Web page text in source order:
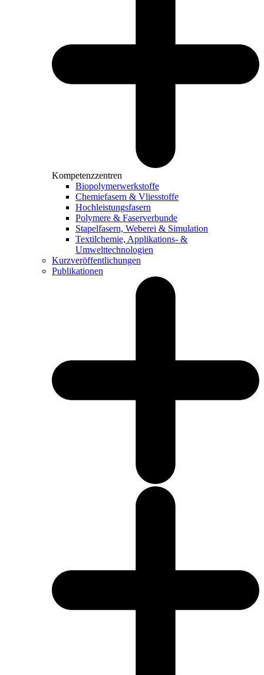
Kompetenzzentren
Biopolymerwerkstoffe
Chemiefasern & Vliesstoffe
Hochleistungsfasern
Polymere & Faserverbunde
Stapelfasern, Weberei & Simulation
Textilchemie, Applikations- &
Umwelttechnologien
Kurzveröffentlichungen
Publikationen